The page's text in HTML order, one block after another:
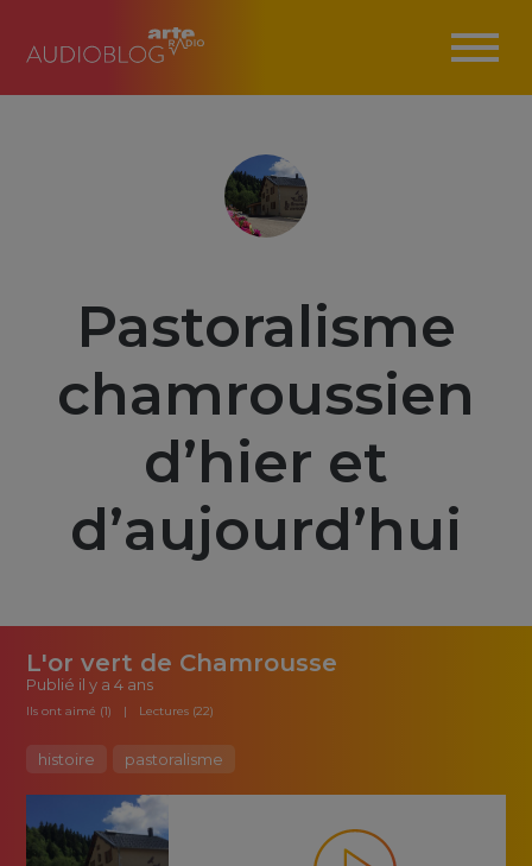
Pastoralisme
chamroussien
d’hier et
d’aujourd’hui
L'or vert de Chamrousse
Publié il y a 4 ans
Ils ont aimé (1) Lectures (22)
histoire pastoralisme